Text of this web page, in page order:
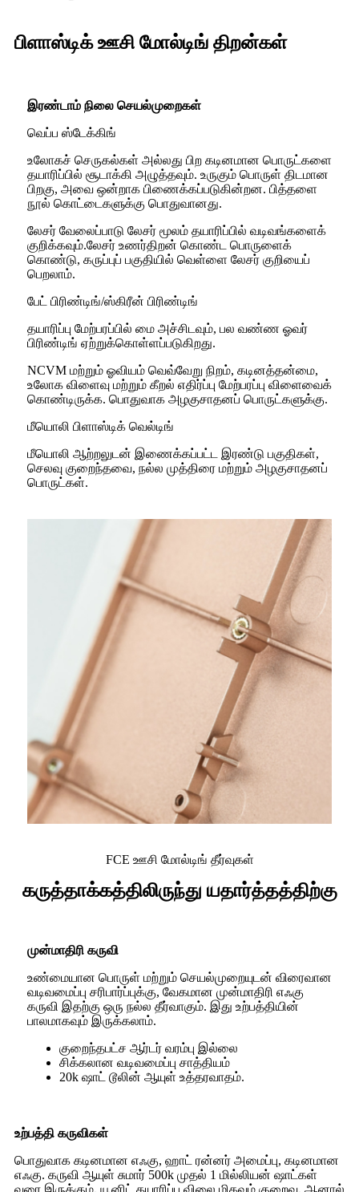
பிளாஸ்டிக் ஊசி மோல்டிங் திறன்கள்
இரண்டாம் நிலை செயல்முறைகள்
வெப்ப ஸ்டேக்கிங்
உலோகச் செருகல்கள் அல்லது பிற கடினமான பொருட்களை
தயாரிப்பில் சூடாக்கி அழுத்தவும். உருகும் பொருள் திடமான
பிறகு, அவை ஒன்றாக பிணைக்கப்படுகின்றன. பித்தளை
நூல் கொட்டைகளுக்கு பொதுவானது.
லேசர் வேலைப்பாடு லேசர் மூலம் தயாரிப்பில் வடிவங்களைக்
குறிக்கவும்.லேசர் உணர்திறன் கொண்ட பொருளைக்
கொண்டு, கருப்புப் பகுதியில் வெள்ளை லேசர் குறியைப்
பெறலாம்.
பேட் பிரிண்டிங்/ஸ்கிரீன் பிரிண்டிங்
தயாரிப்பு மேற்பரப்பில் மை அச்சிடவும், பல வண்ண ஓவர்
பிரிண்டிங் ஏற்றுக்கொள்ளப்படுகிறது.
NCVM மற்றும் ஓவியம் வெவ்வேறு நிறம், கடினத்தன்மை,
உலோக விளைவு மற்றும் கீறல் எதிர்ப்பு மேற்பரப்பு விளைவைக்
கொண்டிருக்க. பொதுவாக அழகுசாதனப் பொருட்களுக்கு.
மீயொலி பிளாஸ்டிக் வெல்டிங்
மீயொலி ஆற்றலுடன் இணைக்கப்பட்ட இரண்டு பகுதிகள்,
செலவு குறைந்தவை, நல்ல முத்திரை மற்றும் அழகுசாதனப்
பொருட்கள்.
FCE ஊசி மோல்டிங் தீர்வுகள்
கருத்தாக்கத்திலிருந்து யதார்த்தத்திற்கு
முன்மாதிரி கருவி
உண்மையான பொருள் மற்றும் செயல்முறையுடன் விரைவான
வடிவமைப்பு சரிபார்ப்புக்கு, வேகமான முன்மாதிரி எஃகு
கருவி இதற்கு ஒரு நல்ல தீர்வாகும். இது உற்பத்தியின்
பாலமாகவும் இருக்கலாம்.
குறைந்தபட்ச ஆர்டர் வரம்பு இல்லை
சிக்கலான வடிவமைப்பு சாத்தியம்
20k ஷாட் டூலின் ஆயுள் உத்தரவாதம்.
உற்பத்தி கருவிகள்
பொதுவாக கடினமான எஃகு, ஹாட் ரன்னர் அமைப்பு, கடினமான
எஃகு. கருவி ஆயுள் சுமார் 500k முதல் 1 மில்லியன் ஷாட்கள்
வரை இருக்கும். யூனிட் தயாரிப்பு விலை மிகவும் குறைவு, ஆனால்